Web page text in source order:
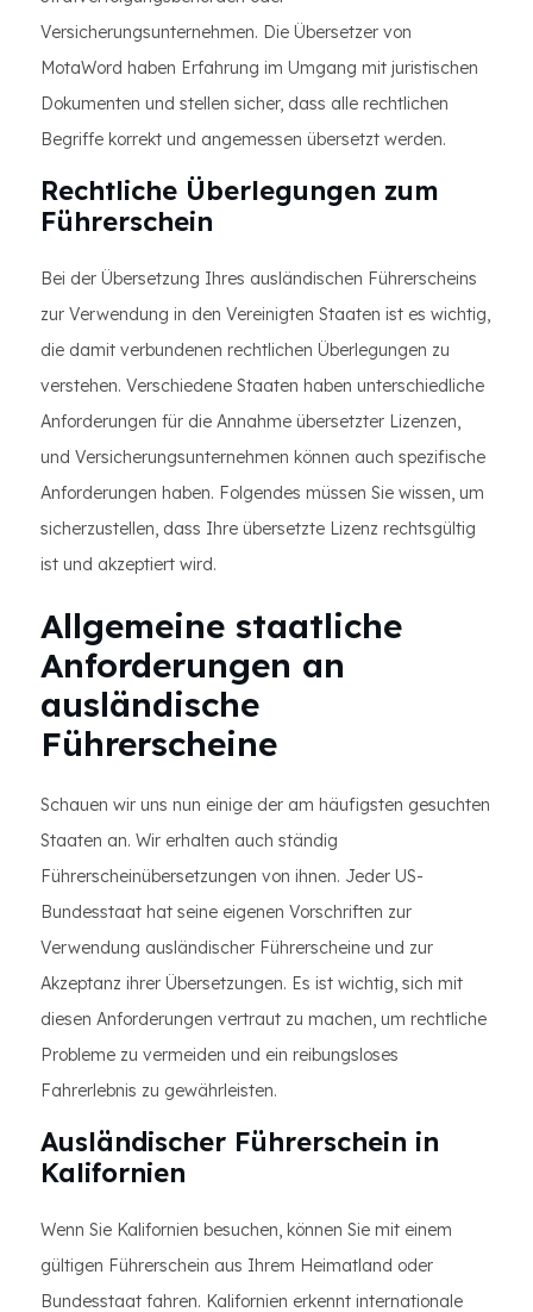
Versicherungsunternehmen. Die Übersetzer von
MotaWord haben Erfahrung im Umgang mit juristischen
Dokumenten und stellen sicher, dass alle rechtlichen
Begriffe korrekt und angemessen übersetzt werden.
Rechtliche Überlegungen zum
Führerschein
Bei der Übersetzung Ihres ausländischen Führerscheins
zur Verwendung in den Vereinigten Staaten ist es wichtig,
die damit verbundenen rechtlichen Überlegungen zu
verstehen. Verschiedene Staaten haben unterschiedliche
Anforderungen für die Annahme übersetzter Lizenzen,
und Versicherungsunternehmen können auch spezifische
Anforderungen haben. Folgendes müssen Sie wissen, um
sicherzustellen, dass Ihre übersetzte Lizenz rechtsgültig
ist und akzeptiert wird.
Allgemeine staatliche
Anforderungen an
ausländische
Führerscheine
Schauen wir uns nun einige der am häufigsten gesuchten
Staaten an. Wir erhalten auch ständig
Führerscheinübersetzungen von ihnen. Jeder US-
Bundesstaat hat seine eigenen Vorschriften zur
Verwendung ausländischer Führerscheine und zur
Akzeptanz ihrer Übersetzungen. Es ist wichtig, sich mit
diesen Anforderungen vertraut zu machen, um rechtliche
Probleme zu vermeiden und ein reibungsloses
Fahrerlebnis zu gewährleisten.
Ausländischer Führerschein in
Kalifornien
Wenn Sie Kalifornien besuchen, können Sie mit einem
gültigen Führerschein aus Ihrem Heimatland oder
Bundesstaat fahren. Kalifornien erkennt internationale